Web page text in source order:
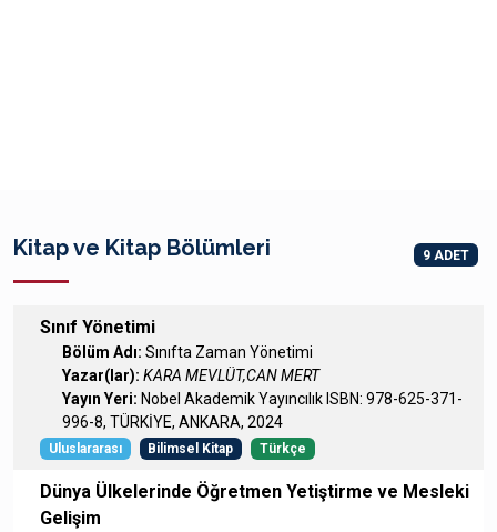
Kitap ve Kitap Bölümleri 9 ADET
Sınıf Yönetimi
Bölüm Adı: Sınıfta Zaman Yönetimi
Yazar(lar): KARA MEVLÜT,CAN MERT
Yayın Yeri: Nobel Akademik Yayıncılık ISBN: 978-625-371-
996-8, TÜRKİYE, ANKARA, 2024
Uluslararası Bilimsel Kitap Türkçe
Dünya Ülkelerinde Öğretmen Yetiştirme ve Mesleki
Gelişim